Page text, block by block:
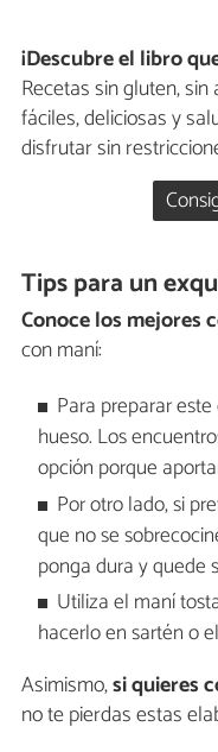
¡Descubre el libro
Recetas sin gluten,
fáciles, deliciosas y
disfrutar sin
Tips para un
Conoce los mejores
con maní:
Para preparar
hueso. Los
opción porque
Por otro lado, si
que no se
ponga dura y quede
Utiliza el maní
hacerlo en sartén o
Asimismo,si quieres
no te pierdas estas